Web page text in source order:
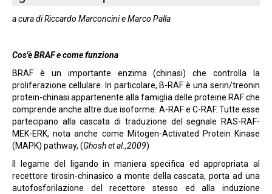
a cura di Riccardo Marconcini e Marco Palla
Cos'è BRAF e come funziona
BRAF è un importante enzima (chinasi) che controlla la
proliferazione cellulare. In particolare, B-RAF è una serin/treonin
protein-chinasi appartenente alla famiglia delle proteine RAF che
comprende anche altre due isoforme: A-RAF e C-RAF. Tutte esse
partecipano alla cascata di traduzione del segnale RAS-RAF-
MEK-ERK, nota anche come Mitogen-Activated Protein Kinase
(MAPK) pathway, (Ghosh et al.,2009)
Il legame del ligando in maniera specifica ed appropriata al
recettore tirosin-chinasico a monte della cascata, porta ad una
autofosforilazione del recettore stesso ed alla induzione